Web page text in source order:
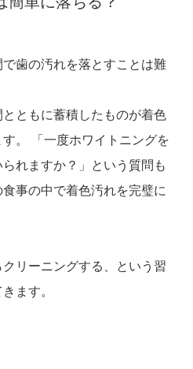
歯の汚れを落とすことは難
ともに蓄積したものが着色
。 「一度ホワイトニングを
れますか？」という質問も
事の中で着色汚れを完璧に
リーニングする、という習
ます。